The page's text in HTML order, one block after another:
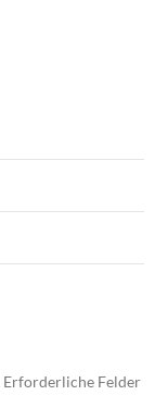
Erforderliche Felder